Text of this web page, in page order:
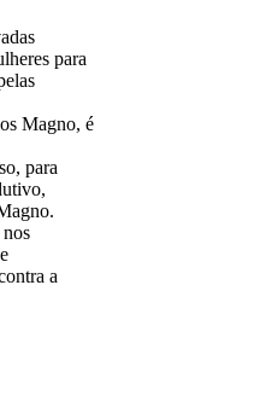
para
Magno, é
para
a